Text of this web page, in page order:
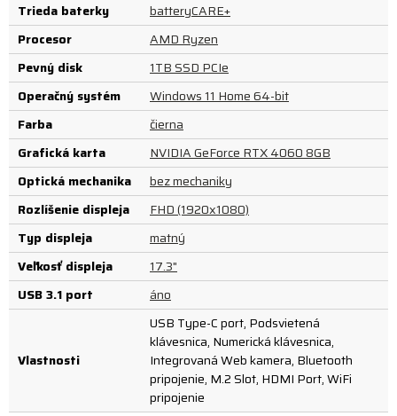
Trieda baterky
batteryCARE+
Procesor
AMD Ryzen
Pevný disk
1TB SSD PCIe
Operačný systém
Windows 11 Home 64-bit
Farba
čierna
Grafická karta
NVIDIA GeForce RTX 4060 8GB
Optická mechanika
bez mechaniky
Rozlíšenie displeja
FHD (1920x1080)
Typ displeja
matný
Veľkosť displeja
17.3"
USB 3.1 port
áno
Vlastnosti
USB Type-C port, Podsvietená
klávesnica, Numerická klávesnica,
Integrovaná Web kamera, Bluetooth
pripojenie, M.2 Slot, HDMI Port, WiFi
pripojenie